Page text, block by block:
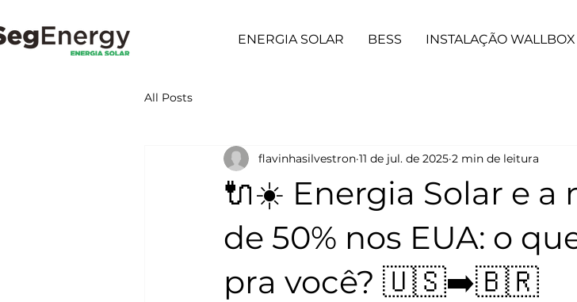
ENERGIA SOLAR BESS INSTALAÇÃO WALLBOX
All Posts
🔌☀️ Energia Solar e a
de 50% nos EUA: o
pra você? 🇺🇸➡️🇧🇷
flavinhasilvestron 11 de jul. de 2025 2 min de leitura